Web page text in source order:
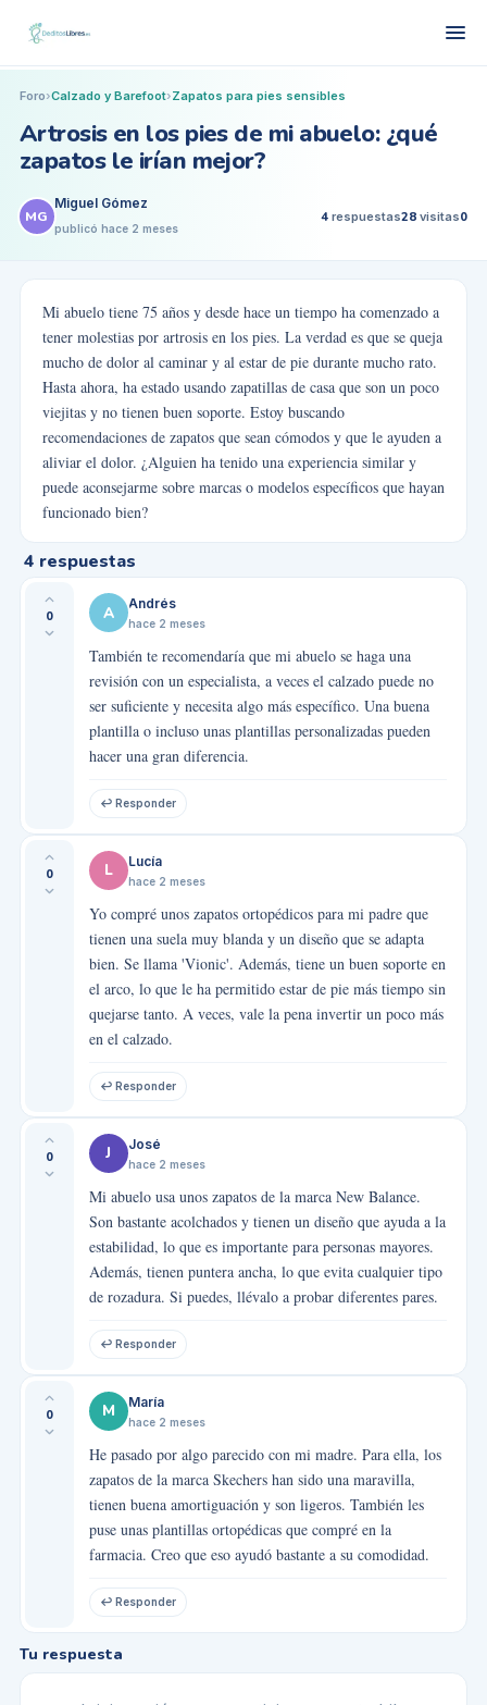
Foro›Calzado y Barefoot›Zapatos para pies sensibles
Artrosis en los pies de mi abuelo: ¿qué
zapatos le irían mejor?
MG
Miguel Gómez
publicó hace 2 meses
4 respuestas28 visitas0
Mi abuelo tiene 75 años y desde hace un tiempo ha comenzado a
tener molestias por artrosis en los pies. La verdad es que se queja
mucho de dolor al caminar y al estar de pie durante mucho rato.
Hasta ahora, ha estado usando zapatillas de casa que son un poco
viejitas y no tienen buen soporte. Estoy buscando
recomendaciones de zapatos que sean cómodos y que le ayuden a
aliviar el dolor. ¿Alguien ha tenido una experiencia similar y
puede aconsejarme sobre marcas o modelos específicos que hayan
funcionado bien?
4 respuestas
0 A Andrés
hace 2 meses
También te recomendaría que mi abuelo se haga una
revisión con un especialista, a veces el calzado puede no
ser suficiente y necesita algo más específico. Una buena
plantilla o incluso unas plantillas personalizadas pueden
hacer una gran diferencia.
↩ Responder
0 L Lucía
hace 2 meses
Yo compré unos zapatos ortopédicos para mi padre que
tienen una suela muy blanda y un diseño que se adapta
bien. Se llama 'Vionic'. Además, tiene un buen soporte en
el arco, lo que le ha permitido estar de pie más tiempo sin
quejarse tanto. A veces, vale la pena invertir un poco más
en el calzado.
↩ Responder
0 J José
hace 2 meses
Mi abuelo usa unos zapatos de la marca New Balance.
Son bastante acolchados y tienen un diseño que ayuda a la
estabilidad, lo que es importante para personas mayores.
Además, tienen puntera ancha, lo que evita cualquier tipo
de rozadura. Si puedes, llévalo a probar diferentes pares.
↩ Responder
0 M María
hace 2 meses
He pasado por algo parecido con mi madre. Para ella, los
zapatos de la marca Skechers han sido una maravilla,
tienen buena amortiguación y son ligeros. También les
puse unas plantillas ortopédicas que compré en la
farmacia. Creo que eso ayudó bastante a su comodidad.
↩ Responder
Tu respuesta